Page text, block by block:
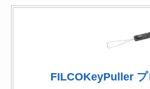
FILCOKeyPuller プ